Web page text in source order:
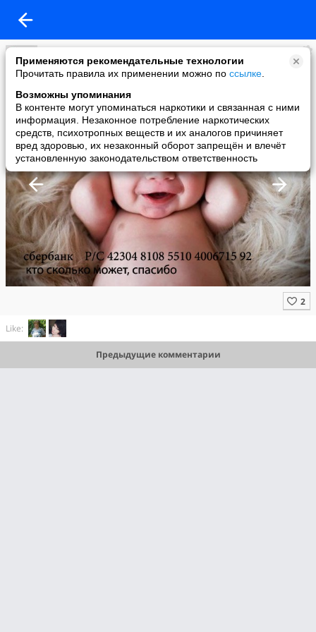
Применяются рекомендательные технологии
Прочитать правила их применении можно по ссылке
Возможны упоминания
В контенте могут упоминаться наркотики и связанная с ними
информация. Незаконное потребление наркотических
средств, психотропных веществ и их аналогов причиняет
вред здоровью, их незаконный оборот запрещён и влечёт
установленную законодательством ответственность
Великие мысли Великих женщин
added a photo
29 Jul в 23:47
Like:
Предыдущие комментарии